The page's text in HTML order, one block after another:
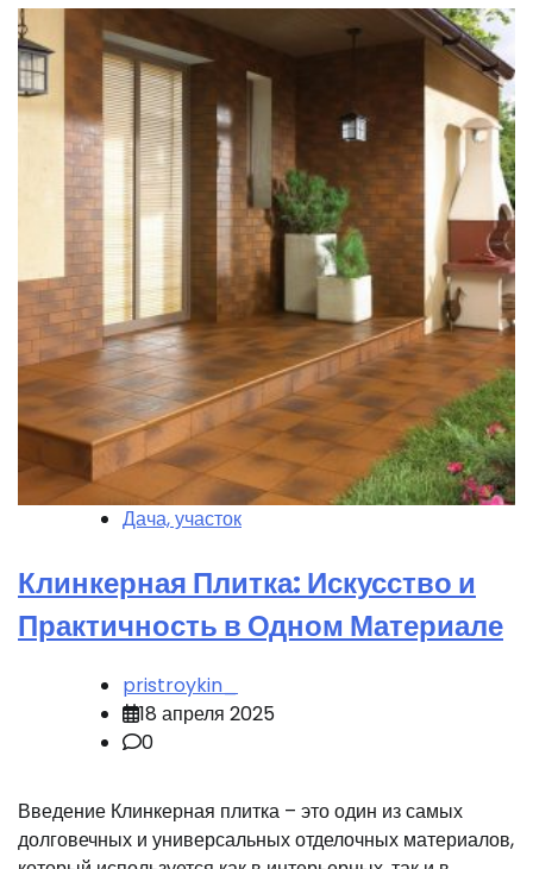
Дача, участок
Клинкерная Плитка: Искусство и
Практичность в Одном Материале
pristroykin_
18 апреля 2025
0
Введение Клинкерная плитка – это один из самых
долговечных и универсальных отделочных материалов,